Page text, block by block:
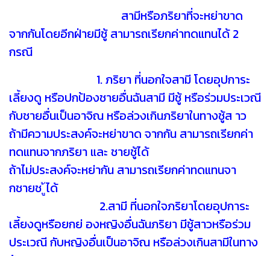
สามีหรือภริยาที่จะหย่าขาด
จากกันโดยอีกฝ่ายมีชู้ สามารถเรียกค่าทดแทนได้ 2
กรณี
1. ภริยา ที่นอกใจสามี โดยอุปการะ
เลี้ยงดู หรือปกป้องชายอื่นฉันสามี มีชู้ หรือร่วมประเวณี
กับชายอื่นเป็นอาจิณ หรือล่วงเกินภริยาในทางชู้ส าว
ถ้ามีความประสงค์จะหย่าขาด จากกัน สามารถเรียกค่า
ทดแทนจากภริยา และ ชายชู้ได้
ถ้าไม่ประสงค์จะหย่ากัน สามารถเรียกค่าทดแทนจา
กชายช ู้ได้
2.สามี ที่นอกใจภริยาโดยอุปการะ
เลี้ยงดูหรือยกย่ องหญิงอื่นฉันภริยา มีชู้สาวหรือร่วม
ประเวณี กับหญิงอื่นเป็นอาจิณ หรือล่วงเกินสามีในทาง